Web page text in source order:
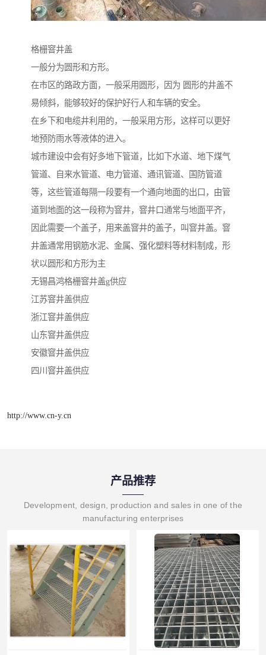
格栅窨井盖
一般分为圆形和方形。
在市区的路政方面，一般采用圆形，因为 圆形的井盖不
易倾斜，能够较好的保护好行人和车辆的安全。
在乡下和电缆井利用的，一般采用方形，这样可以更好
地预防雨水等液体的进入。
城市建设中会有好多地下管道，比如下水道、地下煤气
管道、自来水管道、电力管道、通讯管道、国防管道
等，这些管道每隔一段要有一个通向地面的出口，由管
道到地面的这一段称为窨井，窨井口通常与地面平齐，
因此需要一个盖子，用来盖窨井的盖子，叫窨井盖。窨
井盖通常用钢筋水泥、金属、强化塑料等材料制成，形
状以圆形和方形为主
无锡昌鸿格栅窨井盖g供应
江苏窨井盖供应
浙江窨井盖供应
山东窨井盖供应
安徽窨井盖供应
四川窨井盖供应
http://www.cn-y.cn
产品推荐
Development, design, production and sales in one of the
manufacturing enterprises